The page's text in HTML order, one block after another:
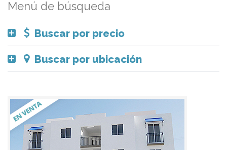
Menú de búsqueda
Buscar por precio
Buscar por ubicación